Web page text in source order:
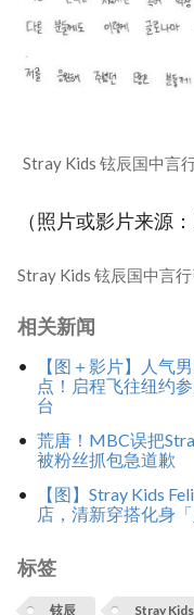
Stray Kids 铉辰国中言
（照片或影片来源
Stray Kids 铉辰国中言
相关新闻
【图＋影片】人气
点！启程飞往纽约
台
荒唐！MBC误把
被粉丝抓包急道歉
【图】Stray Kids
店，清新穿搭化身「
标签
铉辰 Stray Kids